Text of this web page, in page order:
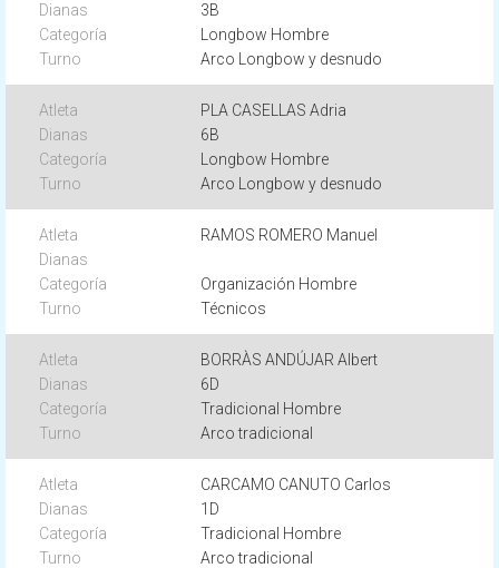
3B
Longbow Hombre
Arco Longbow y desnudo
PLA CASELLAS Adria
6B
Longbow Hombre
Arco Longbow y desnudo
RAMOS ROMERO Manuel
Organización Hombre
Técnicos
BORRÀS ANDÚJAR Albert
6D
Tradicional Hombre
Arco tradicional
CARCAMO CANUTO Carlos
1D
Tradicional Hombre
Arco tradicional